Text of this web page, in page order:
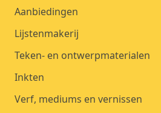
Aanbiedingen
Lijstenmakerij
Teken- en ontwerpmaterialen
Inkten
Verf, mediums en vernissen